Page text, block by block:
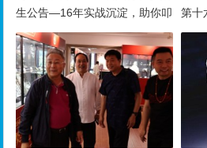
生公告—16年实战沉淀，助你叩
开财富与传承之门
第十